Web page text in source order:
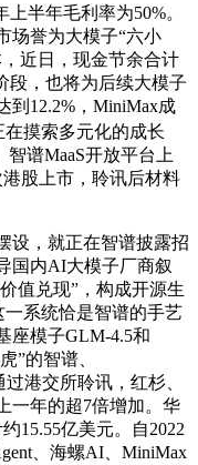
半年毛利率为50%。
场誉为大模子“六小
近日，现金节余合计
段，也将为后续大模子
到12.2%，MiniMax成
摸索多元化的成长
谱MaaS开放平台上
股上市，聆讯后材料
，就正在智谱披露招
国内AI大模子厂商叙
值兑现”，构成开源生
系统恰是智谱的手艺
座模子GLM-4.5和
”的智谱、
港交所聆讯，红杉、
一年的超7倍增加。华
15.55亿美元。自2022
、海螺AI、MiniMax